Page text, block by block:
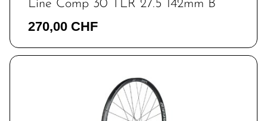
Line Comp 30 TLR 27.5 142mm B
270,00 CHF